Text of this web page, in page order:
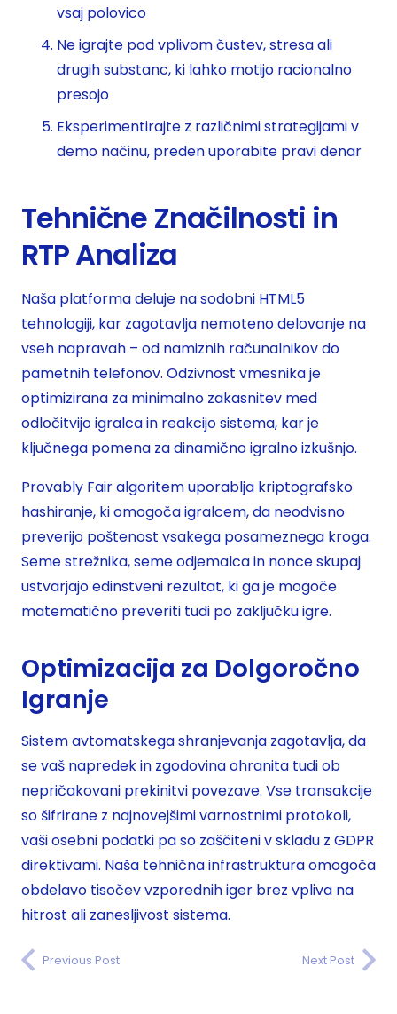
vsaj polovico
Ne igrajte pod vplivom čustev, stresa ali
drugih substanc, ki lahko motijo racionalno
presojo
Eksperimentirajte z različnimi strategijami v
demo načinu, preden uporabite pravi denar
Tehnične Značilnosti in
RTP Analiza
Naša platforma deluje na sodobni HTML5
tehnologiji, kar zagotavlja nemoteno delovanje na
vseh napravah – od namiznih računalnikov do
pametnih telefonov. Odzivnost vmesnika je
optimizirana za minimalno zakasnitev med
odločitvijo igralca in reakcijo sistema, kar je
ključnega pomena za dinamično igralno izkušnjo.
Provably Fair algoritem uporablja kriptografsko
hashiranje, ki omogoča igralcem, da neodvisno
preverijo poštenost vsakega posameznega kroga.
Seme strežnika, seme odjemalca in nonce skupaj
ustvarjajo edinstveni rezultat, ki ga je mogoče
matematično preveriti tudi po zaključku igre.
Optimizacija za Dolgoročno
Igranje
Sistem avtomatskega shranjevanja zagotavlja, da
se vaš napredek in zgodovina ohranita tudi ob
nepričakovani prekinitvi povezave. Vse transakcije
so šifrirane z najnovejšimi varnostnimi protokoli,
vaši osebni podatki pa so zaščiteni v skladu z GDPR
direktivami. Naša tehnična infrastruktura omogoča
obdelavo tisočev vzporednih iger brez vpliva na
hitrost ali zanesljivost sistema.
Previous Post Next Post